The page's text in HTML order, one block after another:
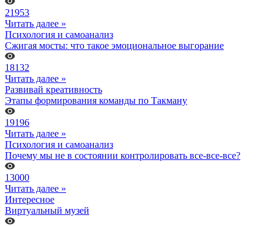
21953
Читать далее »
Психология и самоанализ
Сжигая мосты: что такое эмоциональное выгорание
18132
Читать далее »
Развивай креативность
Этапы формирования команды по Такману
19196
Читать далее »
Психология и самоанализ
Почему мы не в состоянии контролировать все-все-все?
13000
Читать далее »
Интересное
Виртуальный музей